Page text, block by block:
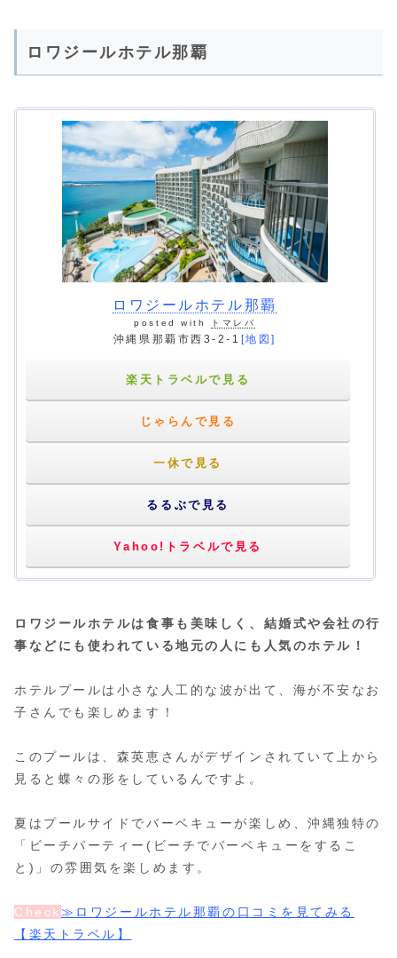
ロワジールホテル那覇
ロワジールホテル那覇
posted with トマレバ
沖縄県那覇市西3-2-1 [地図]
楽天トラベルで見る
じゃらんで見る
一休で見る
るるぶで見る
Yahoo!トラベルで見る
ロワジールホテルは食事も美味しく、結婚式や会社の行
事などにも使われている地元の人にも人気のホテル！
ホテルプールは小さな人工的な波が出て、海が不安なお
子さんでも楽しめます！
このプールは、森英恵さんがデザインされていて上から
見ると蝶々の形をしているんですよ。
夏はプールサイドでバーベキューが楽しめ、沖縄独特の
「ビーチパーティー(ビーチでバーベキューをするこ
と)」の雰囲気を楽しめます。
Check≫ロワジールホテル那覇の口コミを見てみる
【楽天トラベル】